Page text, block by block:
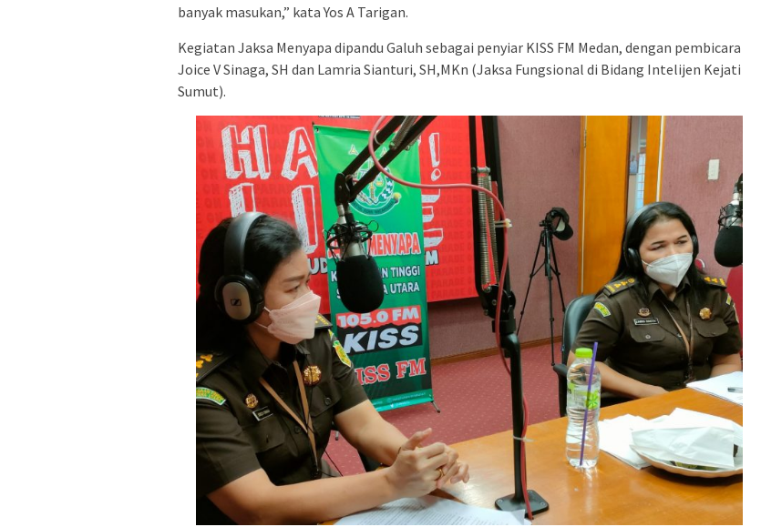
banyak masukan,” kata Yos A Tarigan.
Kegiatan Jaksa Menyapa dipandu Galuh sebagai penyiar KISS FM Medan, dengan pembicara
Joice V Sinaga, SH dan Lamria Sianturi, SH,MKn (Jaksa Fungsional di Bidang Intelijen Kejati
Sumut).